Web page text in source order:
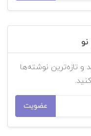
تازه‌ترین نوشته‌ها
عضویت